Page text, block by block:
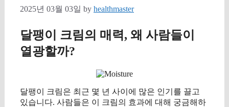
2025년 03월 03일 by healthmaster
달팽이 크림의 매력, 왜 사람들이
열광할까?
달팽이 크림은 최근 몇 년 사이에 많은 인기를 끌고
있습니다. 사람들은 이 크림의 효과에 대해 궁금해하